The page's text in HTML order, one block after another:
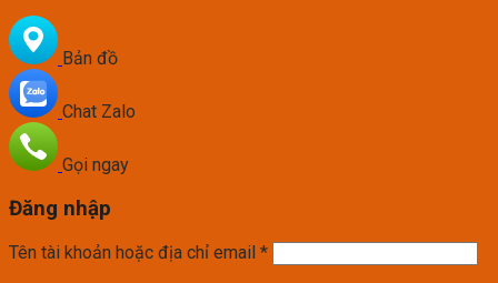
Bản đồ
Chat Zalo
Gọi ngay
Đăng nhập
Tên tài khoản hoặc địa chỉ email *